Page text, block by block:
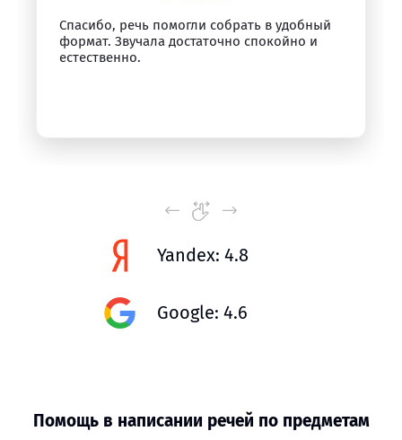
Спасибо, речь помогли собрать в удобный
формат. Звучала достаточно спокойно и
естественно.
Yandex: 4.8
Google: 4.6
Помощь в написании речей по предметам